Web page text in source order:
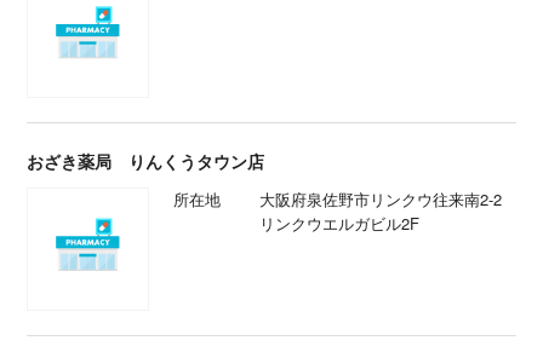
おざき薬局 りんくうタウン店
所在地
大阪府泉佐野市リンクウ往来南2-2
リンクウエルガビル2F